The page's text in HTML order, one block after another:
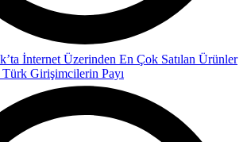
İnternet Üzerinden En Çok Satılan Ürünler
Girişimcilerin Payı